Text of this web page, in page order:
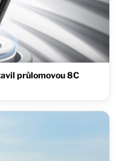
průlomovou 8C